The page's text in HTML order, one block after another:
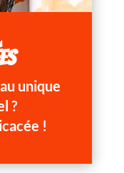
unique
?
!